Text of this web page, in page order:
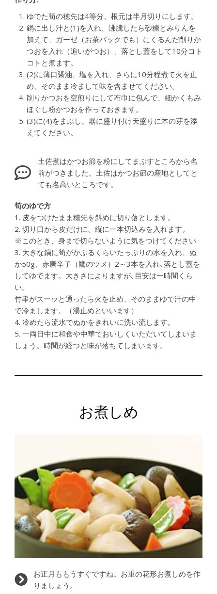
ゆでた筍の穂先は4等分、根元は半月切りにします。
鍋に出し汁と(1)を入れ、沸騰したら砂糖とみりんを
加えて、ガーゼ（お茶パックでも）にくるんだ削りか
つおを入れ（追いがつお）、落とし蓋をして10分コト
コトと煮ます。
(2)に薄口醤油、塩を入れ、さらに10分程煮て火を止
め、そのまま冷まして味を含ませてください。
削りかつおを空煎りにして布巾に包んで、細かくもみ
ほぐし粉かつおを作っておきます。
(3)に(4)をまぶし、器に盛り付け天盛りに木の芽を添
えてください。
土佐煮はかつお節を粉にしてまぶすところから名
前がつきました。土佐はかつお節の産地としてと
ても名高いところです。
筍のゆで方
1. 皮をつけたまま穂先を斜めに切り落とします。
2. 切り口から皮だけに、縦に一本切込みを入れます。
※このとき、身まで切らないように気をつけてください
3. 大きな鍋に筍がかぶるくらいたっぷりの水を入れ、ぬ
か50g、赤唐辛子（鷹のツメ）2～3本を入れ､落とし蓋を
してゆでます。大きさによりますが､目安は一時間くら
い。
竹串がスーッと通ったら火を止め、そのままゆで汁の中
で冷まします。（湯止めといいます）
4. 冷めたら流水でぬかをきれいに洗い流します。
5. 一両日中に和食や中華でおいしくいただいてしまいま
しょう。時間が経つと味が落ちてしまいます。
お煮しめ
お正月ももうすぐですね。お重の花形お煮しめを作
りましょう。